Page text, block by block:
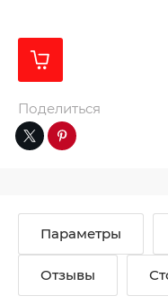
Поделиться
Параметры
Отзывы